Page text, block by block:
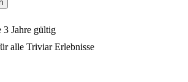
3 Jahre gültig
alle Triviar Erlebnisse